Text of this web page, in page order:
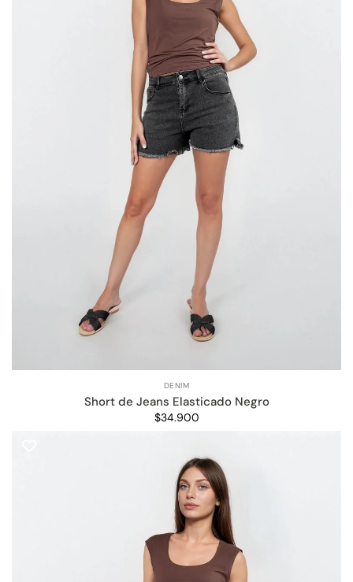
DENIM
Short de Jeans Elasticado Negro
$34.900